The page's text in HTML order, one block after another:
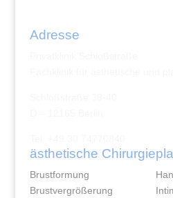
Adresse
ästhetische Chirurgie
Brustformung
Brustvergrößerung